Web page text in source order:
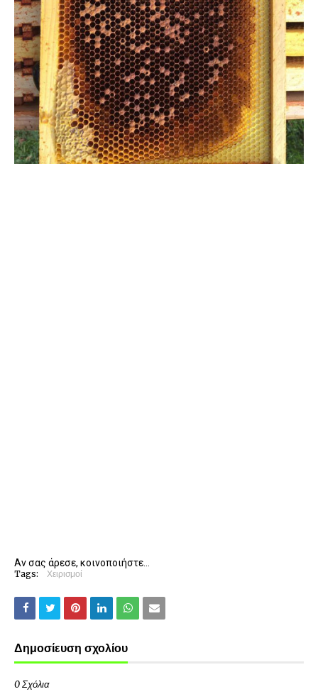
Αν σας άρεσε, κοινοποιήστε...
Tags: Χειρισμοί
Δημοσίευση σχολίου
0 Σχόλια